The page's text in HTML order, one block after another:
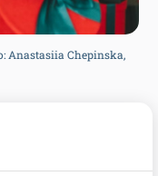
Anastasiia Chepinska,